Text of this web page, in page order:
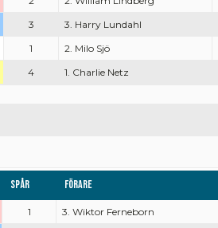
3
3. Harry Lundahl
1
2. Milo Sjö
4
1. Charlie Netz
Spår Förare
1
3. Wiktor Ferneborn